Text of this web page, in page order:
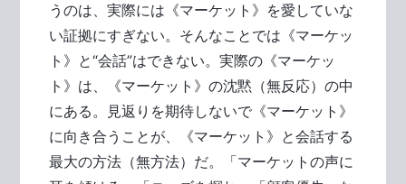
うのは、実際には《マーケット》を愛していな
い証拠にすぎない。そんなことでは《マーケッ
ト》と“会話”はできない。実際の《マーケッ
ト》は、《マーケット》の沈黙（無反応）の中
にある。見返りを期待しないで《マーケット》
に向き合うことが、《マーケット》と会話する
最大の方法（無方法）だ。「マーケットの声に